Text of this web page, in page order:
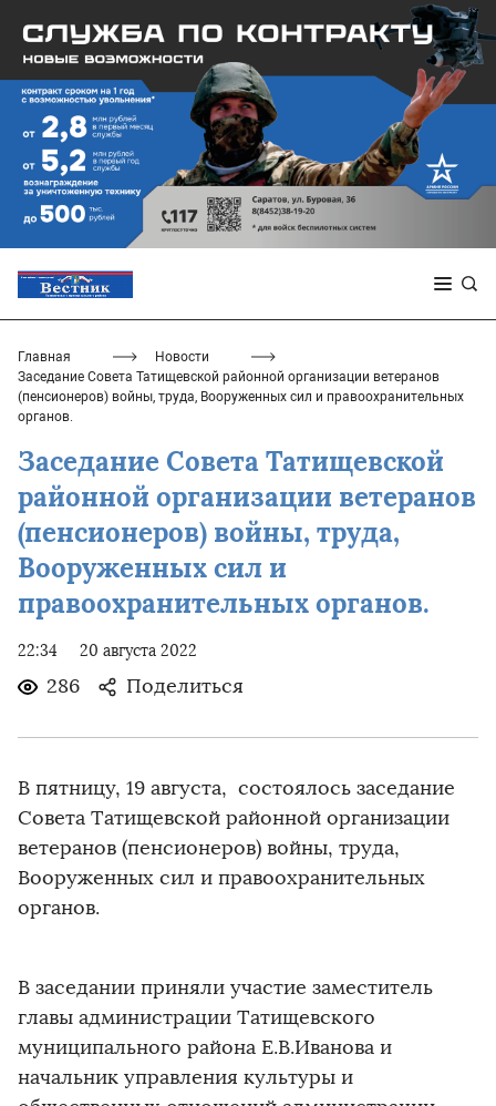
Главная
Новости
Заседание Совета Татищевской районной организации ветеранов
(пенсионеров) войны, труда, Вооруженных сил и правоохранительных
органов.
Заседание Совета Татищевской
районной организации ветеранов
(пенсионеров) войны, труда,
Вооруженных сил и
правоохранительных органов.
22:34 20 августа 2022
286 Поделиться
В пятницу, 19 августа, состоялось заседание
Совета Татищевской районной организации
ветеранов (пенсионеров) войны, труда,
Вооруженных сил и правоохранительных
органов.
В заседании приняли участие заместитель
главы администрации Татищевского
муниципального района Е.В.Иванова и
начальник управления культуры и